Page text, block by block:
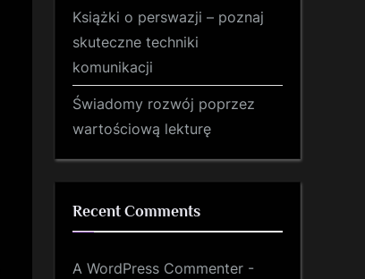
Książki o perswazji – poznaj
skuteczne techniki
komunikacji
Świadomy rozwój poprzez
wartościową lekturę
Recent Comments
A WordPress Commenter -